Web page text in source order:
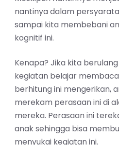
nantinya dalam
sampai kita membebani
kognitif ini.
Kenapa? Jika kita
kegiatan belajar
berhitung ini mengerikan,
merekam perasaan ini di
mereka. Perasaan ini
anak sehingga bisa
menyukai kegiatan ini.